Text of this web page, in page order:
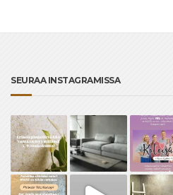
SEURAA INSTAGRAMISSA